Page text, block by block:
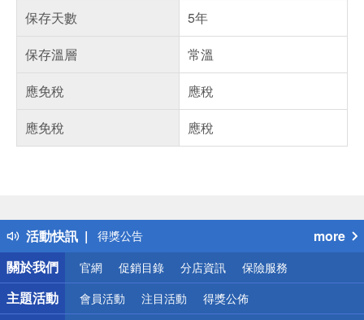
保存天數
5年
保存溫層
常溫
應免稅
應稅
應免稅
應稅
活動快訊
得獎公告
熱門話題
銀行優惠
偏遠地區配送
詐騙網頁！請小心！
more
關於我們
官網 促銷目錄 分店資訊 保險服務
主題活動 會員活動 注目活動 得獎公佈